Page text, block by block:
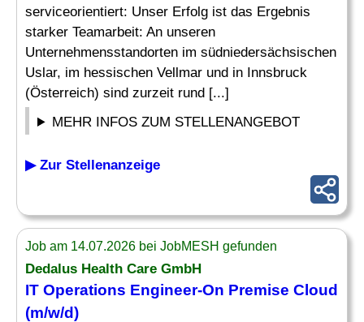
serviceorientiert: Unser Erfolg ist das Ergebnis
starker Teamarbeit: An unseren
Unternehmensstandorten im südniedersächsischen
Uslar, im hessischen Vellmar und in Innsbruck
(Österreich) sind zurzeit rund [...]
MEHR INFOS ZUM STELLENANGEBOT
▶ Zur Stellenanzeige
Job am 14.07.2026 bei JobMESH gefunden
Dedalus Health Care GmbH
IT Operations Engineer-On Premise Cloud
(m/w/d)